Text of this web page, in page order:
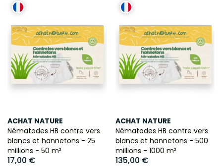
ACHAT NATURE
Nématodes HB contre vers
blancs et hannetons - 25
millions - 50 m²
17,00 €
ACHAT NATURE
Nématodes HB contre vers
blancs et hannetons - 500
millions - 1000 m²
135,00 €